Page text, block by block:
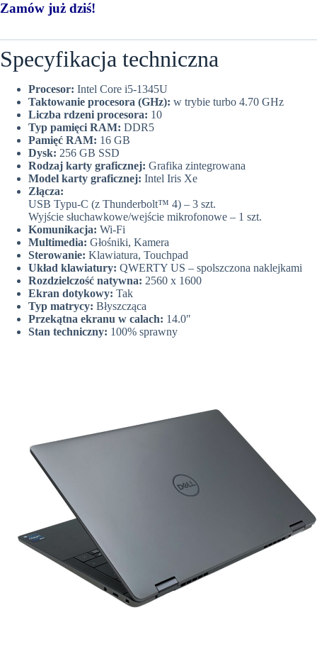
Zamów już dziś!
Specyfikacja techniczna
Procesor: Intel Core i5-1345U
Taktowanie procesora (GHz): w trybie turbo 4.70 GHz
Liczba rdzeni procesora: 10
Typ pamięci RAM: DDR5
Pamięć RAM: 16 GB
Dysk: 256 GB SSD
Rodzaj karty graficznej: Grafika zintegrowana
Model karty graficznej: Intel Iris Xe
Złącza:
USB Typu-C (z Thunderbolt™ 4) – 3 szt.
Wyjście słuchawkowe/wejście mikrofonowe – 1 szt.
Komunikacja: Wi-Fi
Multimedia: Głośniki, Kamera
Sterowanie: Klawiatura, Touchpad
Układ klawiatury: QWERTY US – spolszczona naklejkami
Rozdzielczość natywna: 2560 x 1600
Ekran dotykowy: Tak
Typ matrycy: Błyszcząca
Przekątna ekranu w calach: 14.0″
Stan techniczny: 100% sprawny